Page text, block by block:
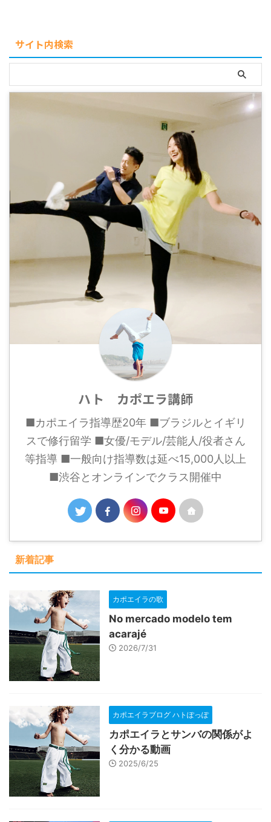
サイト内検索
ハト カポエラ講師
■カポエイラ指導歴20年 ■ブラジルとイギリ
スで修行留学 ■女優/モデル/芸能人/役者さん
等指導 ■一般向け指導数は延べ15,000人以上
■渋谷とオンラインでクラス開催中
新着記事
カポエイラの歌
No mercado modelo tem
acarajé
2026/7/31
カポエイラブログ ハトぽっぽ
カポエイラとサンバの関係がよ
く分かる動画
2025/6/25